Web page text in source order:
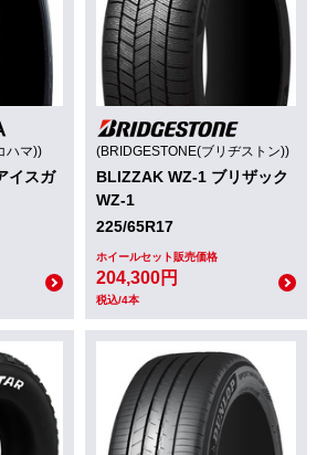
ハマ))
イスガ
(BRIDGESTONE(ブリヂストン))
BLIZZAK WZ-1 ブリザック
WZ-1
225/65R17
ホイールセット販売価格
204,300円
税込/4本